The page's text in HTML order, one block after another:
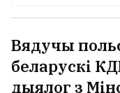
Вядучы
беларускі
дыялог з